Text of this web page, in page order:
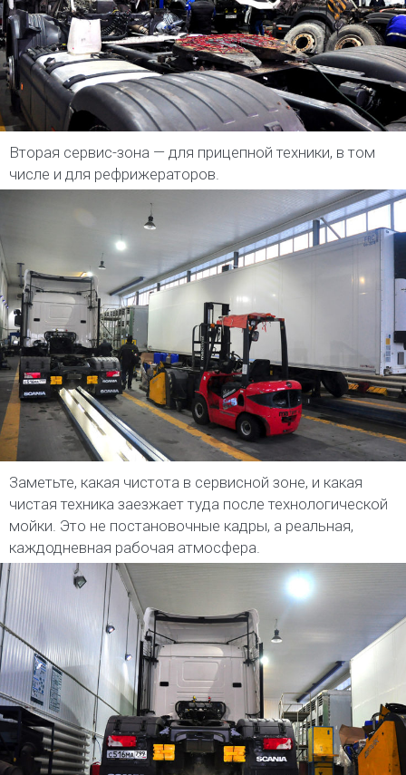
Вторая сервис-зона — для прицепной техники, в том
числе и для рефрижераторов.
Заметьте, какая чистота в сервисной зоне, и какая
чистая техника заезжает туда после технологической
мойки. Это не постановочные кадры, а реальная,
каждодневная рабочая атмосфера.